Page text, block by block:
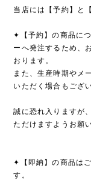
当店には【予約】と
✦【予約】の商品に
ーへ発注するため、
おります。
また、生産時期やメ
いただく場合もござ
誠に恐れ入りますが
ただけますようお願
✦【即納】の商品は
す。